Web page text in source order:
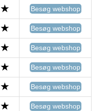
Besøg webshop
Besøg webshop
Besøg webshop
Besøg webshop
Besøg webshop
Besøg webshop